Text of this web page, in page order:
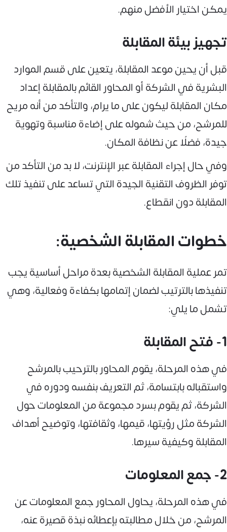
يمكن اختيار الأفضل منهم.
تجهيز بيئة المقابلة
قبل أن يحين موعد المقابلة، يتعين على قسم الموارد
البشرية في الشركة أو المحاور القائم بالمقابلة إعداد
مكان المقابلة ليكون على ما يرام، والتأكد من أنه مريح
للمرشح، من حيث شموله على إضاءة مناسبة وتهوية
جيدة، فضلًا عن نظافة المكان.
وفي حال إجراء المقابلة عبر الإنترنت، لا بد من التأكد من
توفر الظروف التقنية الجيدة التي تساعد على تنفيذ تلك
المقابلة دون انقطاع.
خطوات المقابلة الشخصية:
تمر عملية المقابلة الشخصية بعدة مراحل أساسية يجب
تنفيذها بالترتيب لضمان إتمامها بكفاءة وفعالية، وهي
تشمل ما يلي:
1- فتح المقابلة
في هذه المرحلة، يقوم المحاور بالترحيب بالمرشح
واستقباله بابتسامة، ثم التعريف بنفسه ودوره في
الشركة، ثم يقوم بسرد مجموعة من المعلومات حول
الشركة مثل رؤيتها، قيمها، وثقافتها، وتوضيح أهداف
المقابلة وكيفية سيرها.
2- جمع المعلومات
في هذه المرحلة، يحاول المحاور جمع المعلومات عن
المرشح، من خلال مطالبته بإعطائه نبذة قصيرة عنه،